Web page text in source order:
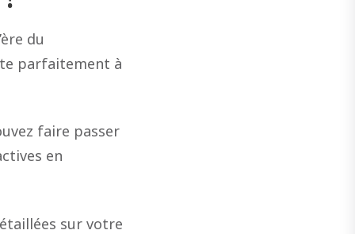
du
parfaitement à
faire passer
en
sur votre